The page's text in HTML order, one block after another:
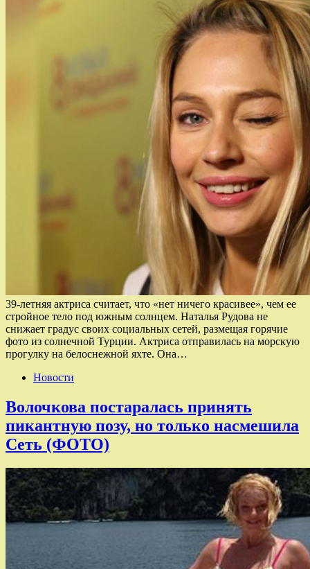
39-летняя актриса считает, что «нет ничего красивее», чем ее
стройное тело под южным солнцем. Наталья Рудова не
снижает градус своих социальных сетей, размещая горячие
фото из солнечной Турции. Актриса отправилась на морскую
прогулку на белоснежной яхте. Она…
Новости
Волочкова постаралась принять
пикантную позу, но только насмешила
Сеть (ФОТО)